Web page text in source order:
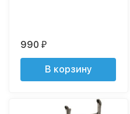
990₽
В корзину